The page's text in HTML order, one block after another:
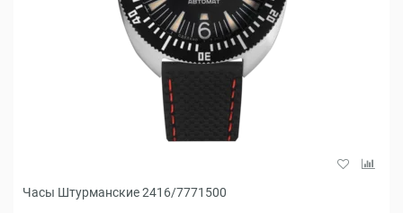
Часы Штурманские 2416/7771500